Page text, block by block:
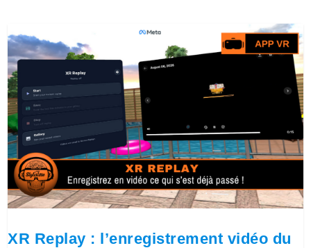
XR Replay : l’enregistrement vidéo du